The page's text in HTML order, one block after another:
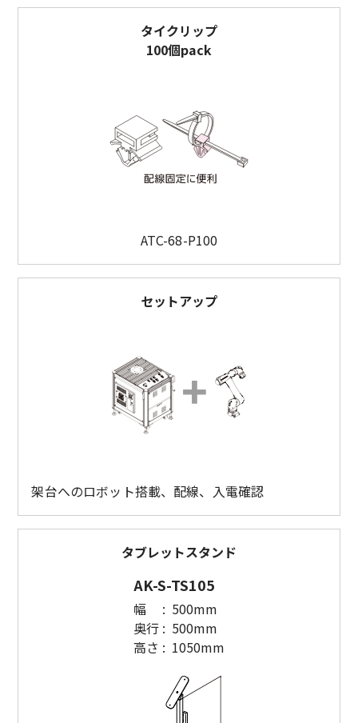
タイクリップ
100個pack
ATC-68-P100
セットアップ
架台へのロボット搭載、配線、入電確認
タブレットスタンド
AK-S-TS105
幅 : 500mm
奥行 : 500mm
高さ : 1050mm